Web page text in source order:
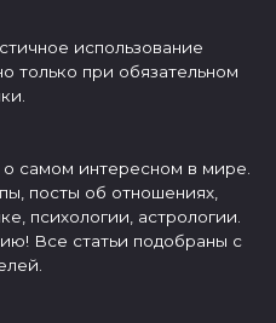
использование
только при обязательном
самом интересном в мире.
посты об отношениях,
психологии, астрологии.
Все статьи подобраны с